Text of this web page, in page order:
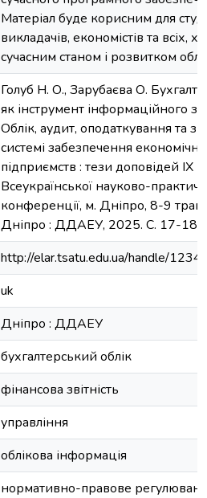
Матеріал буде корисним для
викладачів, економістів та всіх,
сучасним станом і розвитком
Голуб Н. О., Зарубаєва О.
як інструмент інформаційного
Облік, аудит, оподаткування та
системі забезпечення економічної
підприємств : тези доповідей ІХ
Всеукраїнської науково-
конференції, м. Дніпро, 8-9
Дніпро : ДДАЕУ, 2025. С. 17-18.
http://elar.tsatu.edu.ua/handle/
uk
Дніпро : ДДАЕУ
бухгалтерський облік
фінансова звітність
управління
облікова інформація
нормативно-правове